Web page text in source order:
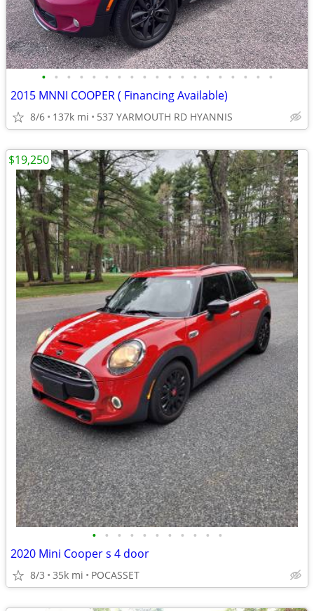
• • • • • • • • • • • • • • • • • • •
2015 MNNI COOPER ( Financing Available)
8/6 137k mi 537 YARMOUTH RD HYANNIS
• • • • • • • • • • •
2020 Mini Cooper s 4 door
8/3 35k mi POCASSET
$19,250